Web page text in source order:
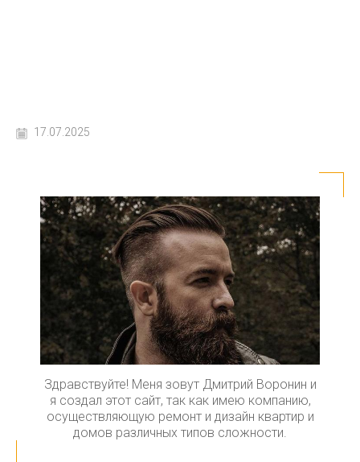
17.07.2025
Здравствуйте! Меня зовут Дмитрий Воронин и
я создал этот сайт, так как имею компанию,
осуществляющую ремонт и дизайн квартир и
домов различных типов сложности.